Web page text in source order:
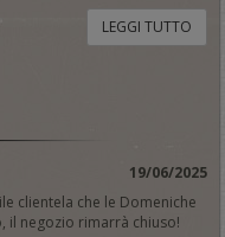
LEGGI TUTTO
19/06/2025
clientela che le Domeniche
il negozio rimarrà chiuso!